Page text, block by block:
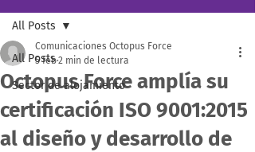
All Posts
Sector de alojamiento
All Posts
Octopus Force amplía su
certificación ISO 9001:2015
al diseño y desarrollo de
Comunicaciones Octopus Force
5 feb2 min de lectura